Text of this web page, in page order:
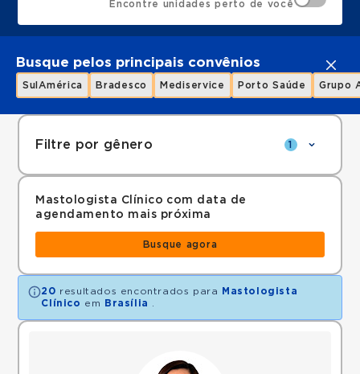
Encontre unidades perto de você
Busque pelos principais convênios
SulAmérica Bradesco Mediservice Porto Saúde Grupo
Filtre por gênero 1
Mastologista Clínico com data de
agendamento mais próxima
Busque agora
20 resultados encontrados para
Mastologista
Clínico em Brasília